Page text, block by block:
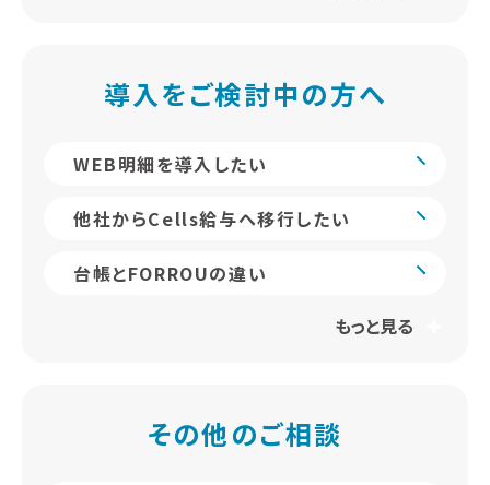
導入をご検討中の方へ
WEB明細を導入したい
他社からCells給与へ移行したい
台帳とFORROUの違い
もっと見る
その他のご相談